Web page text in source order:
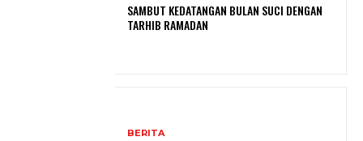
SAMBUT KEDATANGAN BULAN SUCI DENGAN
TARHIB RAMADAN
BERITA